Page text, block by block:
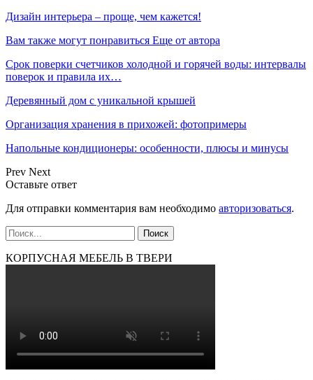
Дизайн интерьера – проще, чем кажется!
Вам также могут понравиться Еще от автора
Срок поверки счетчиков холодной и горячей воды: интервалы
поверок и правила их…
Деревянный дом с уникальной крышей
Организация хранения в прихожей: фотопримеры
Напольные кондиционеры: особенности, плюсы и минусы
Prev Next
Оставьте ответ
Для отправки комментария вам необходимо авторизоваться.
КОРПУСНАЯ МЕБЕЛЬ В ТВЕРИ